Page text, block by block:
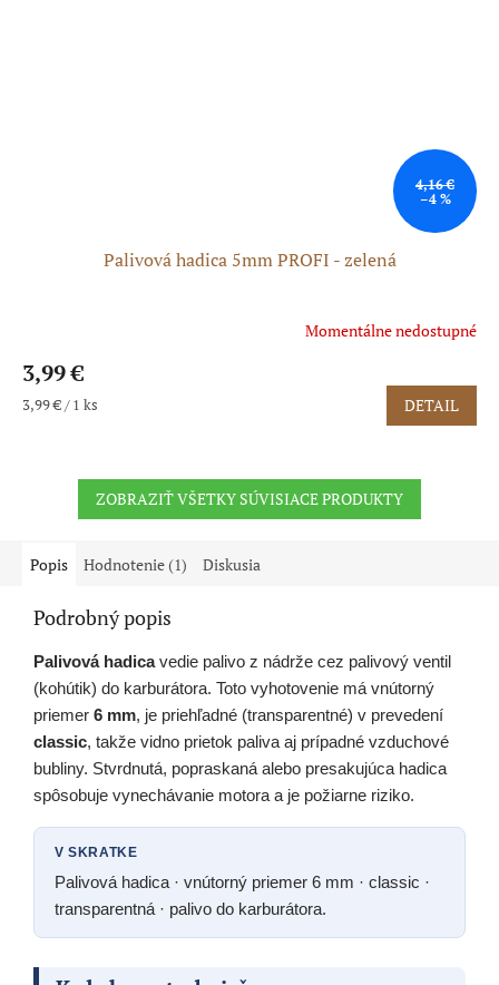
4,16 €
–4 %
Palivová hadica 5mm PROFI - zelená
Momentálne nedostupné
3,99 €
Jednotková
3,99 € / 1 ks DETAIL
ZOBRAZIŤ VŠETKY SÚVISIACE PRODUKTY
Popis Hodnotenie (1) Diskusia
Podrobný popis
Palivová hadicavedie palivo z nádrže cez palivový ventil
(kohútik) do karburátora. Toto vyhotovenie má vnútorný
priemer 6 mm, je priehľadné (transparentné) v prevedení
classic, takže vidno prietok paliva aj prípadné vzduchové
bubliny. Stvrdnutá, popraskaná alebo presakujúca hadica
spôsobuje vynechávanie motora a je požiarne riziko.
V SKRATKE
Palivová hadica · vnútorný priemer 6 mm · classic ·
transparentná · palivo do karburátora.